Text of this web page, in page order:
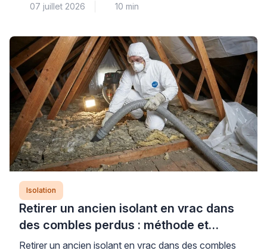
étape déterminante pour évaluer précisément les
de consommation. Plusieurs niveaux d’analyse
existent, du simulateur gratuit en ligne à l’audit
énergétique réglementaire réalisé par un bureau
d’études qualifié, chacun répondant à des objectifs
distincts […]
07 juillet 2026 10 min
Isolation
Retirer un ancien isolant en vrac dans
des combles perdus : méthode et
précautions
Retirer un ancien isolant en vrac dans des combles